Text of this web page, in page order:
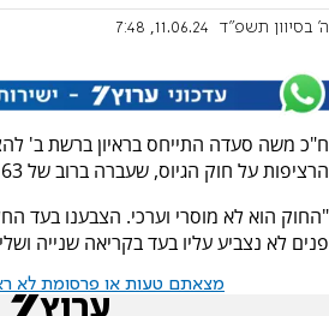
ה' בסיוון תשפ"ד 11.06.24, 7:48
ח"כ משה סעדה התייחס בראיון ברשת ב'
הרציפות על חוק הגיוס, שעברה ברוב של 63 חכ"ים.
"החוק הוא לא מוסרי וערכי. הצבענו בעד
פנים לא נצביע עליו בעד בקריאה שנייה
מצאתם טעות או פרסומת לא